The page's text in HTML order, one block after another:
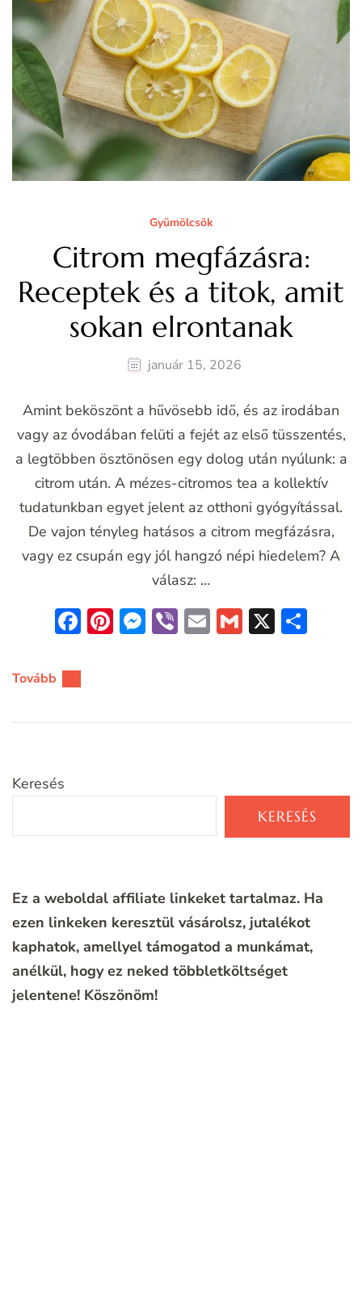
Gyümölcsök
Citrom megfázásra:
Receptek és a titok, amit
sokan elrontanak
január 15, 2026
Amint beköszönt a hűvösebb idő, és az irodában
vagy az óvodában felüti a fejét az első tüsszentés,
a legtöbben ösztönösen egy dolog után nyúlunk: a
citrom után. A mézes-citromos tea a kollektív
tudatunkban egyet jelent az otthoni gyógyítással.
De vajon tényleg hatásos a citrom megfázásra,
vagy ez csupán egy jól hangzó népi hiedelem? A
válasz: …
Facebook
Pinterest
Messenger
ViberEmailGmail
X
Tovább
Keresés
KERESÉS
Ez a weboldal affiliate linkeket tartalmaz. Ha
ezen linkeken keresztül vásárolsz, jutalékot
kaphatok, amellyel támogatod a munkámat,
anélkül, hogy ez neked többletköltséget
jelentene! Köszönöm!